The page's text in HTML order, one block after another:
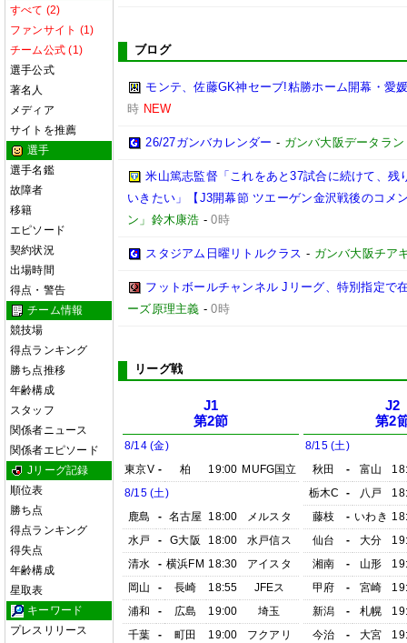
すべて (2)
ファンサイト (1)
チーム公式 (1)
選手公式
著名人
メディア
サイトを推薦
選手
選手名鑑
故障者
移籍
エピソード
契約状況
出場時間
得点・警告
チーム情報
競技場
得点ランキング
勝ち点推移
年齢構成
スタッフ
関係者ニュース
関係者エピソード
Jリーグ記録
順位表
勝ち点
得点ランキング
得失点
年齢構成
星取表
キーワード
プレスリリース
ブログ
モンテ、佐藤GK神セーブ!粘勝ホーム開幕・愛
時 NEW
26/27ガンバカレンダー - ガンバ大阪データラ
米山篤志監督「これをあと37試合に続けて、
いきたい」【J3開幕節 ツエーゲン金沢戦後のコメ
ン」鈴木康浩 -0時
スタジアム日曜リトルクラス - ガンバ大阪チア
フットボールチャンネル Jリーグ、特別指定で
ーズ原理主義 -0時
リーグ戦
J1
第2節
8/14 (金)
東京V - 柏 19:00 MUFG国立
8/15 (土)
鹿島
- 名古屋 18:00
メルスタ
水戸
- G大阪 18:00
水戸信ス
清水
- 横浜FM 18:30
アイスタ
岡山
- 長崎 18:55
JFEス
浦和
- 広島 19:00
埼玉
千葉
- 町田 19:00
フクアリ
J2
第2
8/15 (土)
秋田
- 富山
栃木C
- 八戸
藤枝
- いわき
仙台
- 大分
湘南
- 山形
甲府
- 宮崎
新潟
- 札幌
今治
- 大宮